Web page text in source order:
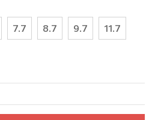
7.7 8.7 9.7 11.7